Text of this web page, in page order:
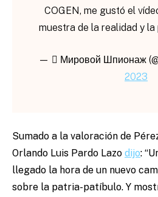
COGEN, me gustó el
muestra de la realidad y la
—  Мировой Шпионаж
2023
Sumado a la valoración de
Orlando Luis Pardo Lazo dijo:
llegado la hora de un nuevo
sobre la patria-patíbulo. Y